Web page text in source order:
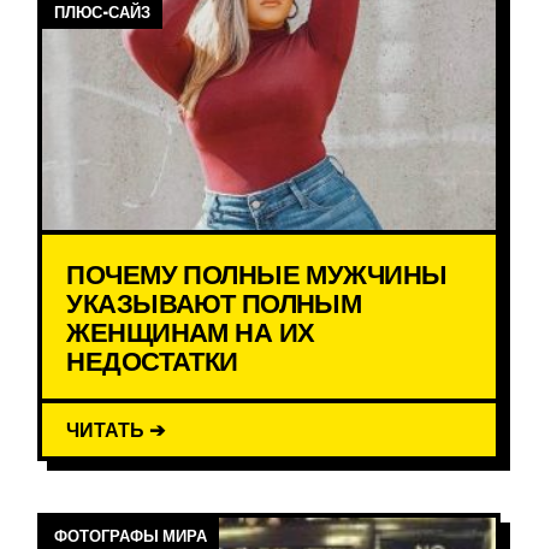
ПЛЮС-САЙЗ
ПОЧЕМУ ПОЛНЫЕ МУЖЧИНЫ
УКАЗЫВАЮТ ПОЛНЫМ
ЖЕНЩИНАМ НА ИХ
НЕДОСТАТКИ
ЧИТАТЬ ➔
ФОТОГРАФЫ МИРА